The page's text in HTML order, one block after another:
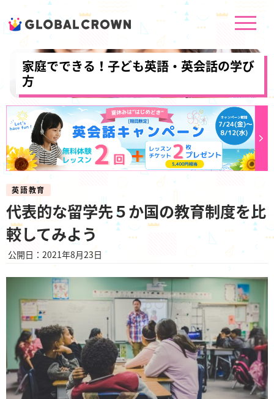
家庭でできる！子ども英語・英会話の学び
方
英語教育
代表的な留学先５か国の教育制度を比
較してみよう
公開日：2021年8月23日